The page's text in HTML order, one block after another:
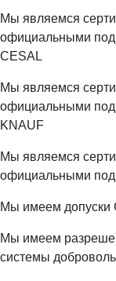
Мы являемся
официальными
CESAL
Мы являемся
официальными
KNAUF
Мы являемся
официальными
Мы имеем
Мы имеем
системы